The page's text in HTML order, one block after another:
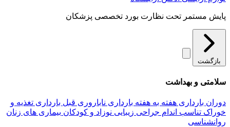
پایش مستمر تحت نظارت بورد تخصصی پزشکان
بازگشت
سلامتی و بهداشت
دوران بارداری هفته به هفته بارداری ناباروری قبل بارداری تغذیه و
خوراک تناسب اندام جراحی زیبایی نوزاد و کودکان بیماری های زنان
روانشناسی